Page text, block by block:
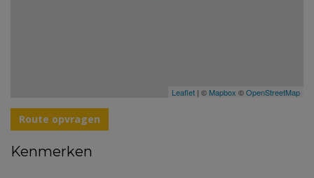
Leaflet | © Mapbox ©OpenStreetMap
Route opvragen
Kenmerken